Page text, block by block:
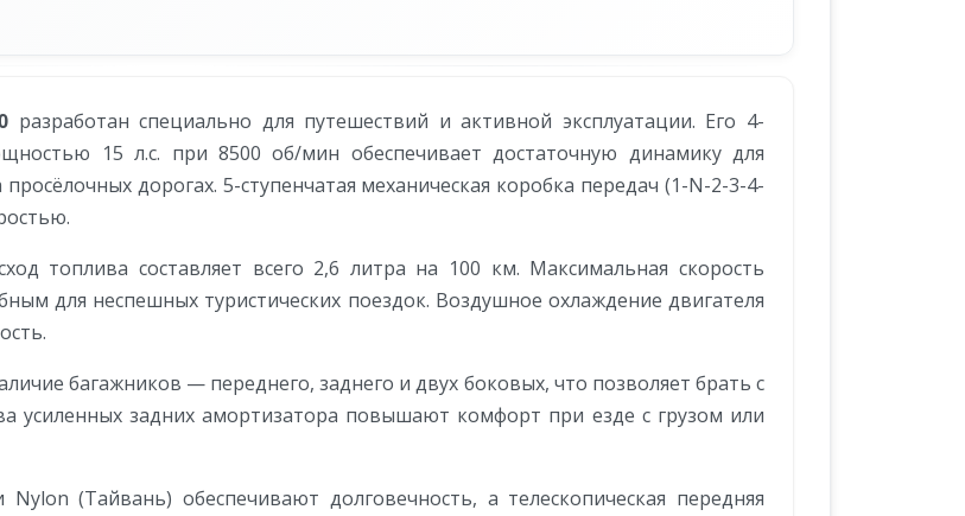
разработан специально для путешествий и активной эксплуатации. Его 4-
15 л.с. при 8500 об/мин обеспечивает достаточную динамику для
дорогах. 5-ступенчатая механическая коробка передач (1-N-2-3-4-
топлива составляет всего 2,6 литра на 100 км. Максимальная скорость
для неспешных туристических поездок. Воздушное охлаждение двигателя
багажников — переднего, заднего и двух боковых, что позволяет брать с
усиленных задних амортизатора повышают комфорт при езде с грузом или
(Тайвань) обеспечивают долговечность, а телескопическая передняя